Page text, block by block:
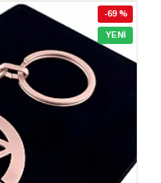
YENI
-69 %